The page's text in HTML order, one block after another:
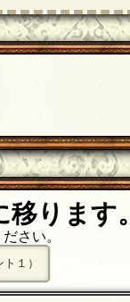
ります。
さい。
１）